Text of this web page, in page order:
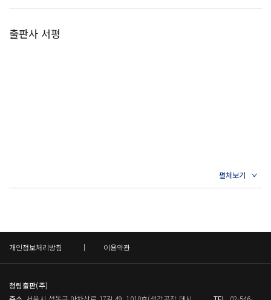
· 문전성시(門前成市)
· 일망타진(一網打盡)
한 번 던진 그물로 얻어낸 엄청난 수확
상대방을 정적으로 삼고 남김없이 제거하다
· 자포자기(自暴自棄)
구사일생은 ‘살아서 다행이다’가 아니라 ‘죽어도 후회 없
함과 그럼에도 마음 바꿀 뜻이 없다는 굳건하고 고결한 의지
수와 그에 대한 공포를 내포한 표현이었다. 가을 하늘의 낭
언어가 표현의 수단을 넘어 그 시대의 가치를 반영하는 그릇
와 이야기를 재미있게 소개하고자 이 책을 썼다. 단순히 옛
출판사 서평
개인정보처리방침 이용약관
청림출판(주)